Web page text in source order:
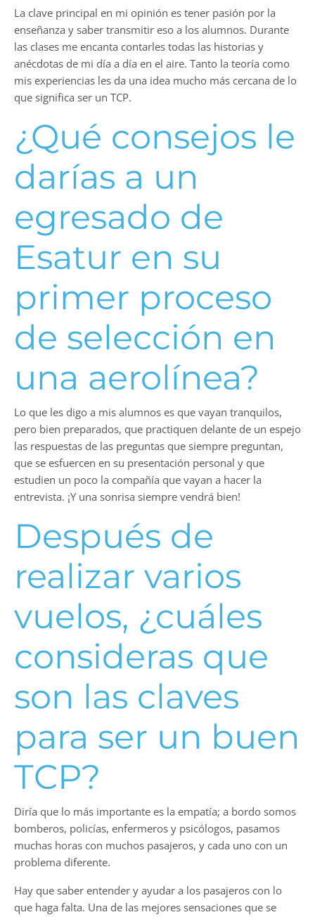
La clave principal en mi opinión es tener pasión por la
enseñanza y saber transmitir eso a los alumnos. Durante
las clases me encanta contarles todas las historias y
anécdotas de mi día a día en el aire. Tanto la teoría como
mis experiencias les da una idea mucho más cercana de lo
que significa ser un TCP.
¿Qué consejos le
darías a un
egresado de
Esatur en su
primer proceso
de selección en
una aerolínea?
Lo que les digo a mis alumnos es que vayan tranquilos,
pero bien preparados, que practiquen delante de un espejo
las respuestas de las preguntas que siempre preguntan,
que se esfuercen en su presentación personal y que
estudien un poco la compañía que vayan a hacer la
entrevista. ¡Y una sonrisa siempre vendrá bien!
Después de
realizar varios
vuelos, ¿cuáles
consideras que
son las claves
para ser un buen
TCP?
Diría que lo más importante es la empatía; a bordo somos
bomberos, policías, enfermeros y psicólogos, pasamos
muchas horas con muchos pasajeros, y cada uno con un
problema diferente.
Hay que saber entender y ayudar a los pasajeros con lo
que haga falta. Una de las mejores sensaciones que se